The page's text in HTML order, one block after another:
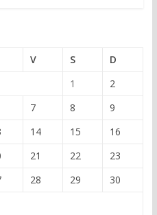
V S
D
1
2
7 8
9
14 15
16
21 22
23
28 29
30